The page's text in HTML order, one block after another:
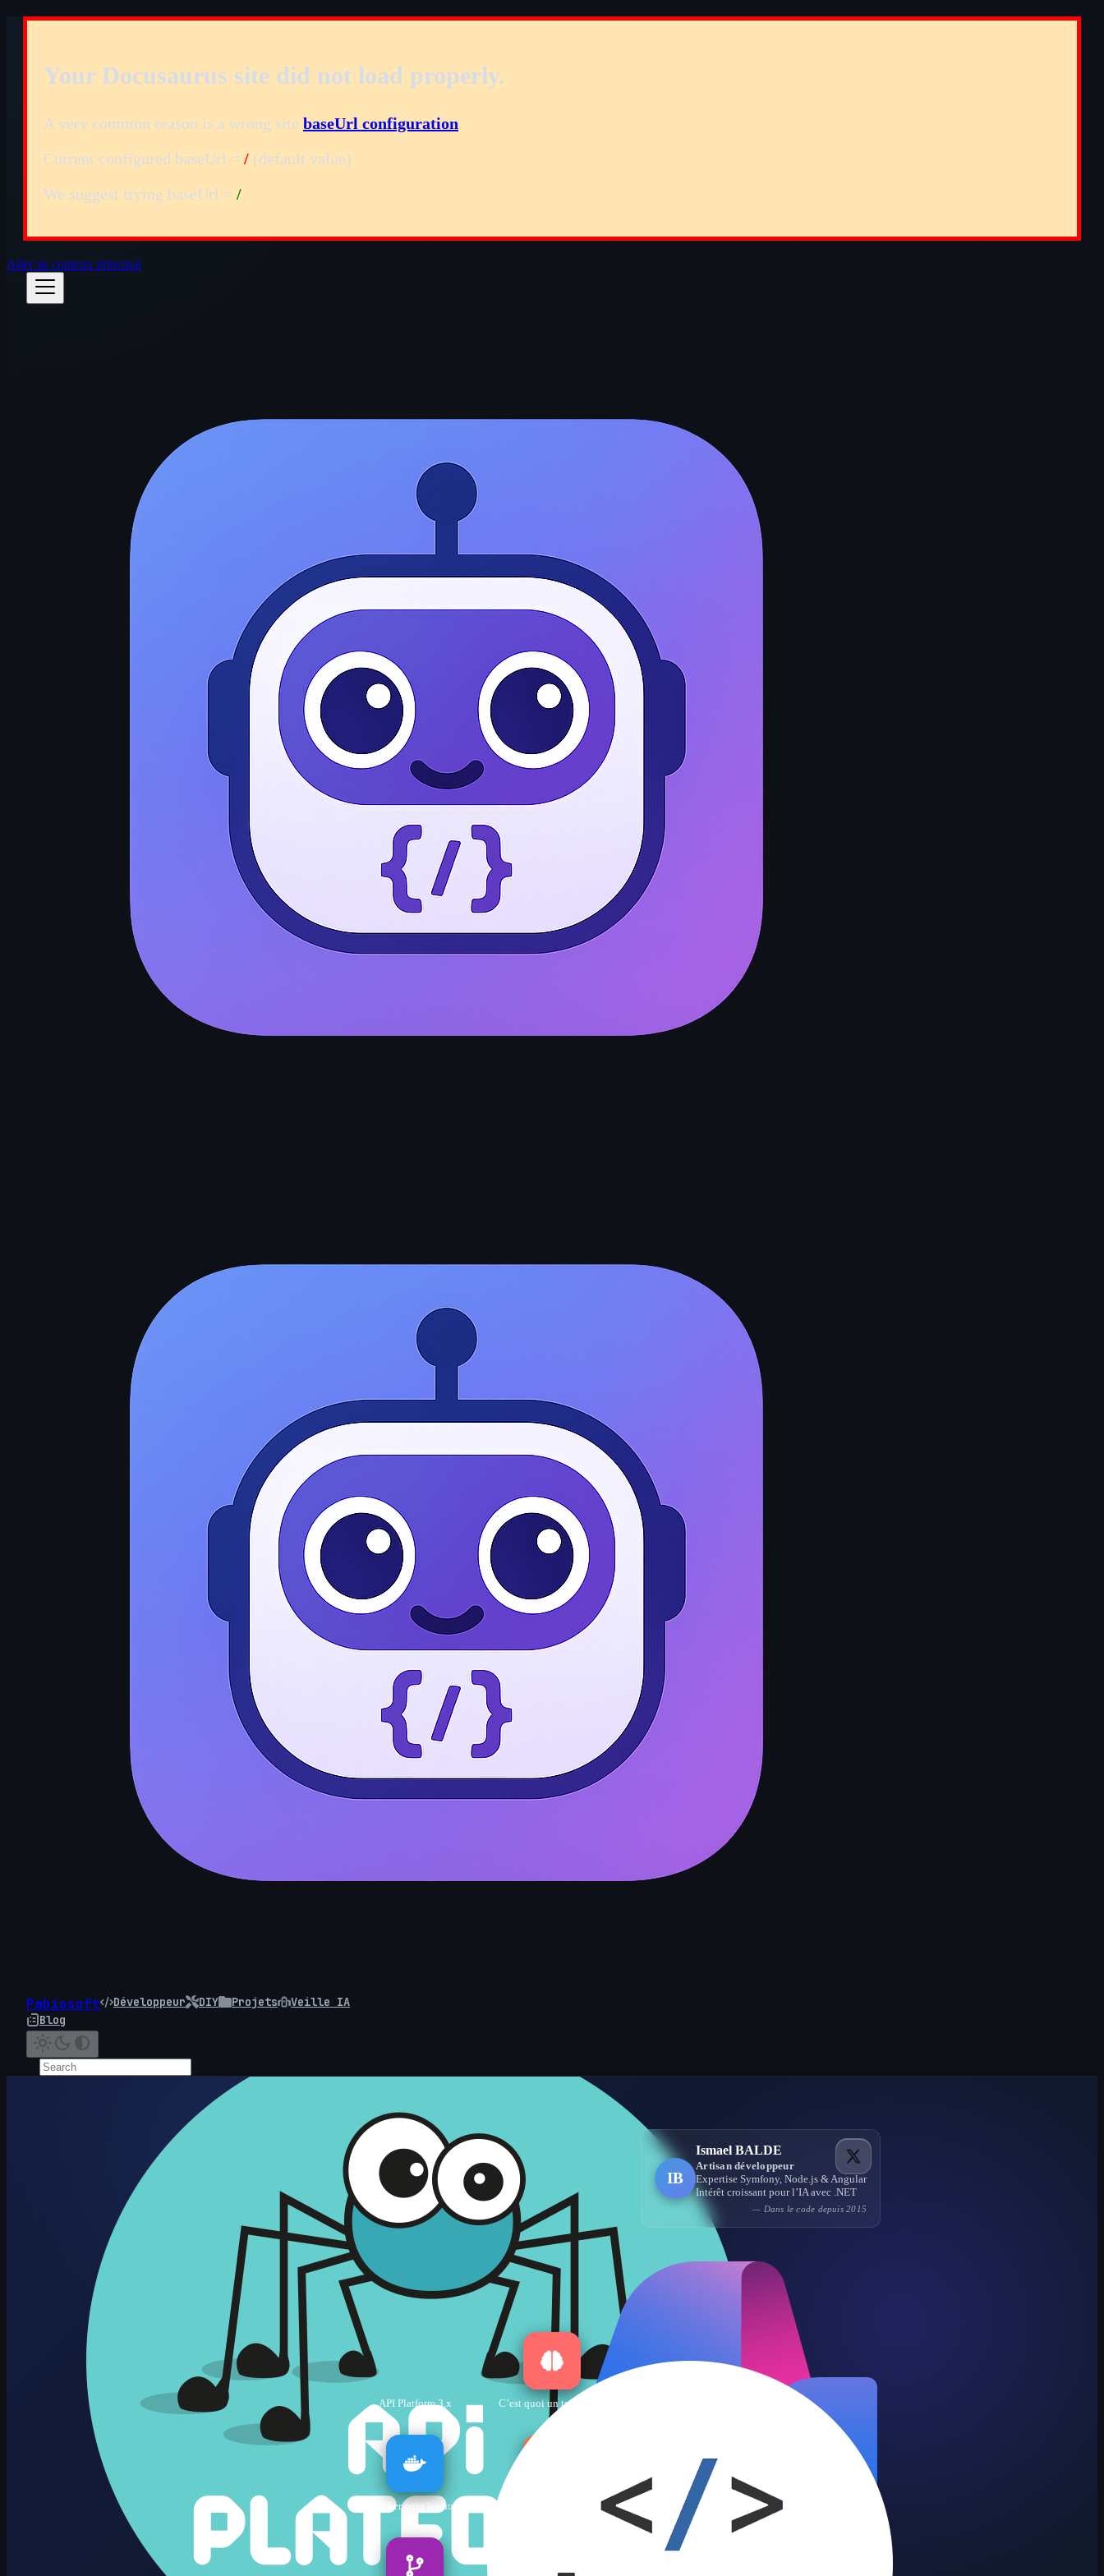
Your Docusaurus site did not load properly.
A very common reason is a wrong site baseUrl configuration.
Current configured baseUrl = / (default value)
We suggest trying baseUrl = /
Aller au contenu principal
Pabiosoft Développeur DIY Projets
Veille IA
Blog
Code & Craft
Construire avant d’écrire : voilà le vrai métier. IB
Ismael BALDE
Artisan développeur
Expertise Symfony, Node.js & Angular
Intérêt croissant pour l’IA avec .NET
— Dans le code depuis 2015
Derniers Articles
Découvrez mes derniers tutoriels et guides techniques
API Platform 3.x C’est quoi un token IA ?
Docker pour les nuls Azure AI Foundry